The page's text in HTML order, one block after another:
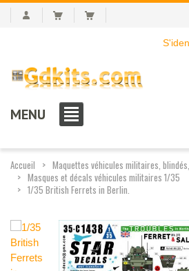
MENU
Accueil
Maquettes véhicules militaires,
Masques et décals véhicules militaires 1/35
1/35 British Ferrets in Berlin.